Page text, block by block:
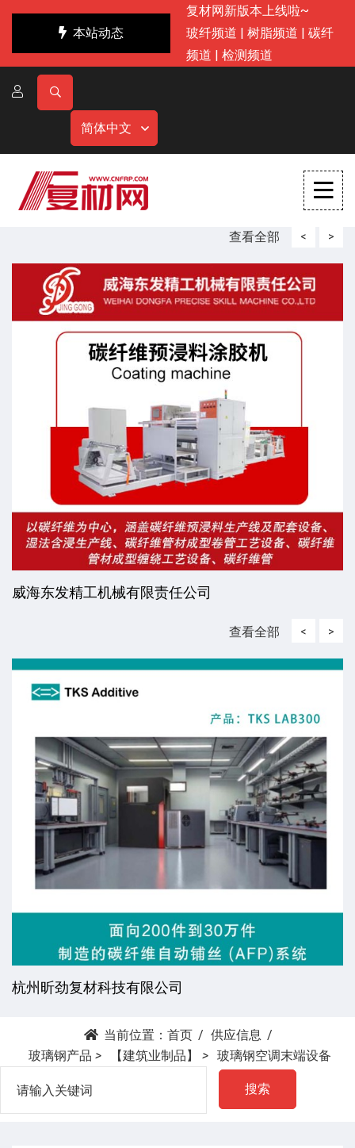
本站动态
复材网新版本上线啦~
玻纤频道 | 树脂频道 | 碳纤
频道 | 检测频道
简体中文
查看全部 <
威海东发精工机械有限责任公司
>
查看全部 <
杭州昕劲复材科技有限公司
>
当前位置： 首页
供应信息
玻璃钢产品 > 【建筑业制品】 > 玻璃钢空调末端设备
搜索